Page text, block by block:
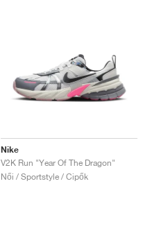
Nike
V2K Run "Year Of The Dragon"
Női / Sportstyle / Cipők